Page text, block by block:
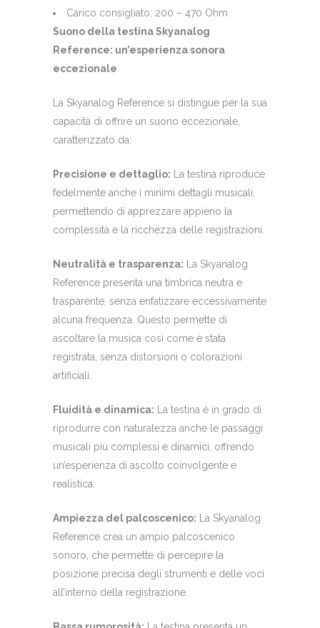
Carico consigliato: 200 – 470 Ohm
Suono della testina Skyanalog
Reference: un’esperienza sonora
eccezionale
La Skyanalog Reference si distingue per la sua
capacità di offrire un suono eccezionale,
caratterizzato da:
Precisione e dettaglio: La testina riproduce
fedelmente anche i minimi dettagli musicali,
permettendo di apprezzare appieno la
complessità e la ricchezza delle registrazioni.
Neutralità e trasparenza: La Skyanalog
Reference presenta una timbrica neutra e
trasparente, senza enfatizzare eccessivamente
alcuna frequenza. Questo permette di
ascoltare la musica così come è stata
registrata, senza distorsioni o colorazioni
artificiali.
Fluidità e dinamica: La testina è in grado di
riprodurre con naturalezza anche le passaggi
musicali più complessi e dinamici, offrendo
un’esperienza di ascolto coinvolgente e
realistica.
Ampiezza del palcoscenico: La Skyanalog
Reference crea un ampio palcoscenico
sonoro, che permette di percepire la
posizione precisa degli strumenti e delle voci
all’interno della registrazione.